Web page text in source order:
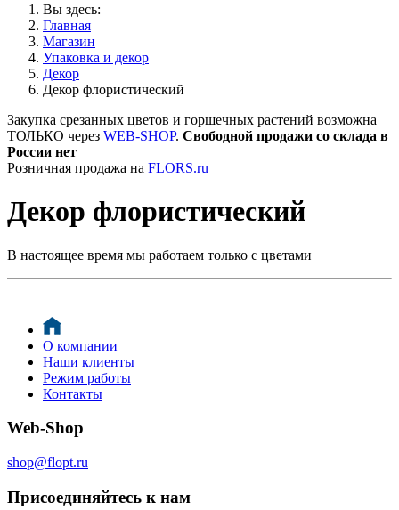
Вы здесь:
Главная
Магазин
Упаковка и декор
Декор
Декор флористический
Закупка срезанных цветов и горшечных растений возможна
ТОЛЬКО через WEB-SHOP. Свободной продажи со склада в
России нет
Розничная продажа на FLORS.ru
Декор флористический
В настоящее время мы работаем только с цветами
О компании
Наши клиенты
Режим работы
Контакты
Web-Shop
shop@flopt.ru
Присоединяйтесь к нам